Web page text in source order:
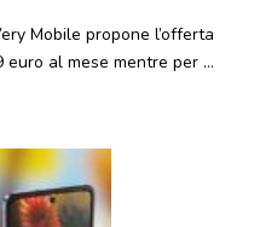
Mobile propone l’offerta
euro al mese mentre per …